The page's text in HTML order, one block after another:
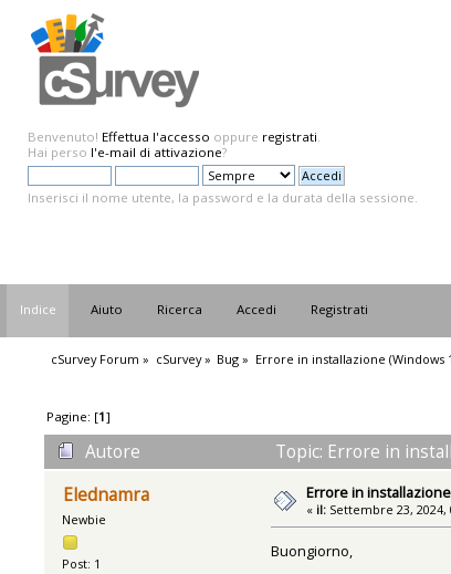
Benvenuto! Effettua l'accesso oppure registrati.
Hai perso l'e-mail di attivazione?
Inserisci il nome utente, la password e la durata della sessione.
Indice Aiuto Ricerca Accedi Registrati
cSurvey Forum » cSurvey» Bug » Errore in installazione (Windows
Pagine: [1]
Autore
Topic: Errore in
Elednamra
Newbie
Post: 1
Errore in
« il: Settembre 23, 2024,
Buongiorno,